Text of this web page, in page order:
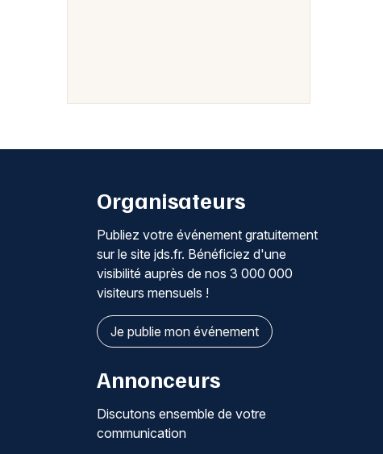
Organisateurs
Publiez votre événement gratuitement
sur le site jds.fr. Bénéficiez d'une
visibilité auprès de nos 3 000 000
visiteurs mensuels !
Je publie mon événement
Annonceurs
Discutons ensemble de votre
communication